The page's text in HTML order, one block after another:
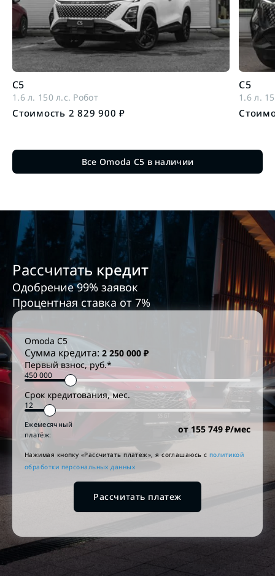
C5
1.6 л. 150 л.с. Робот
Стоимость 2 829 900 ₽
C5
1.6 л.
Все Omoda C5 в наличии
Рассчитать кредит
Одобрение 99% заявок
Процентная ставка от 7%
Omoda C5
Сумма кредита: 2 250 000 ₽
Первый взнос, руб.*
Срок кредитования, мес.
Ежемесячный
платёж:
от155 749 ₽/мес
Нажимая кнопку «Рассчитать платеж», я соглашаюсь c политикой
обработки персональных данных
Рассчитать платеж